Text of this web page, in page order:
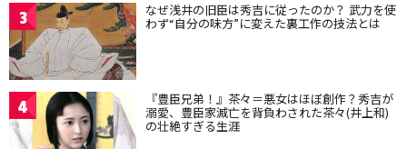
3 なぜ浅井の旧臣は秀吉に従ったのか？ 武力を使
わず“自分の味方”に変えた裏工作の技法とは
4 『豊臣兄弟！』茶々＝悪女はほぼ創作？秀吉が
溺愛、豊臣家滅亡を背負わされた茶々(井上和)
の壮絶すぎる生涯